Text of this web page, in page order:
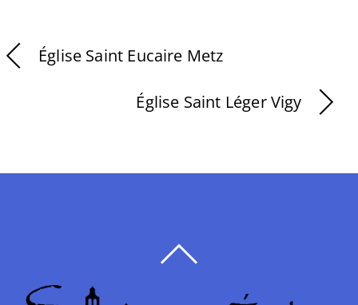
Église Saint Eucaire Metz
Église Saint Léger Vigy